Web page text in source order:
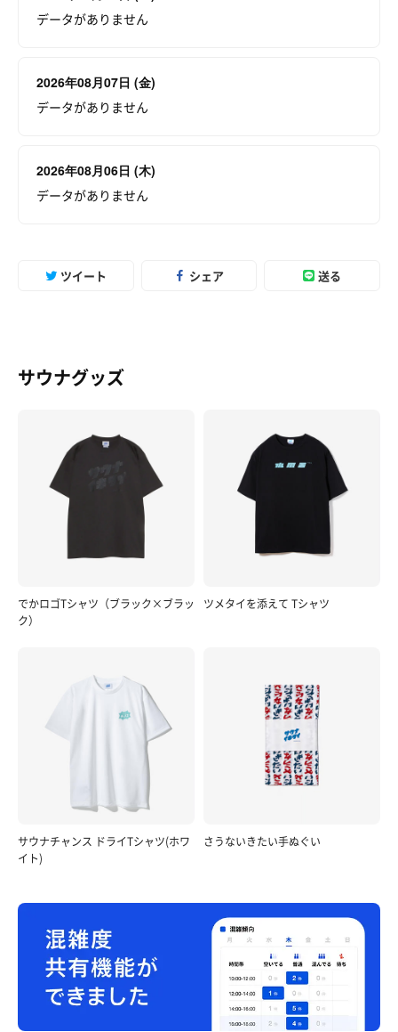
データがありません
2026年08月07日 (金)
データがありません
2026年08月06日 (木)
データがありません
ツイート シェア 送る
サウナグッズ
でかロゴTシャツ（ブラック×ブラッ
ク）
ツメタイを添えて Tシャツ
サウナチャンス ドライTシャツ(ホワ
イト)
さうないきたい手ぬぐい